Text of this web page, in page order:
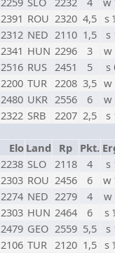
2391 ROU 2320 4,5 s
2312 NED 2110 1,5
s
2341 HUN 2296 3
w
2516 RUS 2451 5
s
2200 TUR 2208 3,5 w
2480 UKR 2556 6
w
2322 SRB 2207 2,5
s
Elo Land Rp Pkt.
2238 SLO 2118 4
s
2303 ROU 2456 6
w
2274 NED 2279 4
w
2303 HUN 2464 6
s
2479 GEO 2559 5,5
s
2106 TUR 2120 1,5 s